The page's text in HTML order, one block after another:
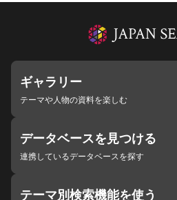
ギャラリー
テーマや人物の資料を楽しむ
データベースを見つける
連携しているデータベースを探す
テーマ別検索機能を使う